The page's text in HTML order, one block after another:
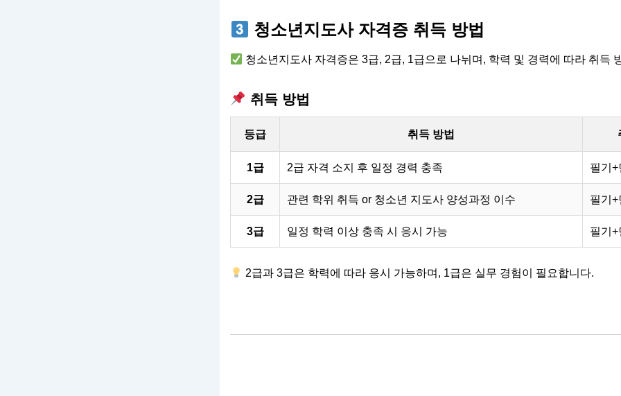
청소년지도사 자격증 취득 방법
청소년지도사 자격증은 3급, 2급, 1급으로 나뉘며, 학력 및 경력에 따라 취득
취득 방법
등급 취득 방법
1급 2급 자격 소지 후 일정 경력 충족 필기
2급 관련 학위 취득 or 청소년 지도사 양성과정 이수 필기
3급 일정 학력 이상 충족 시 응시 가능 필기
2급과 3급은 학력에 따라 응시 가능하며, 1급은 실무 경험이 필요합니다.